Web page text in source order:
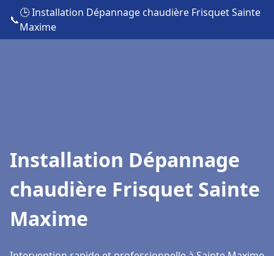
📞
🕒 Installation Dépannage chaudière Frisquet Sainte
Maxime
Installation Dépannage
chaudière Frisquet Sainte
Maxime